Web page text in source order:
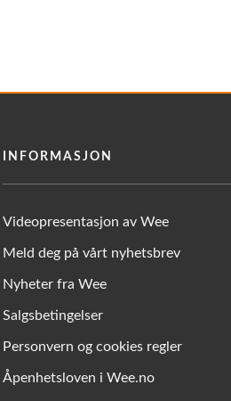
INFORMASJON
Videopresentasjon av Wee
Meld deg på vårt nyhetsbrev
Nyheter fra Wee
Salgsbetingelser
Personvern og cookies regler
Åpenhetsloven i Wee.no